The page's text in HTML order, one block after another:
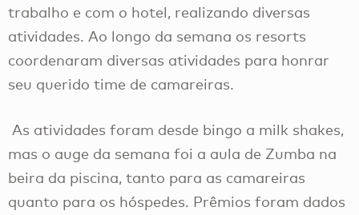
trabalho e com o hotel, realizando diversas
atividades. Ao longo da semana os resorts
coordenaram diversas atividades para honrar
seu querido time de camareiras.
As atividades foram desde bingo a milk shakes,
mas o auge da semana foi a aula de Zumba na
beira da piscina, tanto para as camareiras
quanto para os hóspedes. Prêmios foram dados